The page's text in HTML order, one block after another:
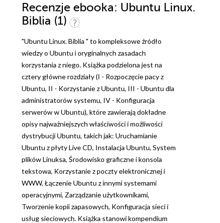
Recenzje ebooka: Ubuntu Linux.
Biblia (1)
"Ubuntu Linux. Biblia " to kompleksowe źródło
wiedzy o Ubuntu i oryginalnych zasadach
korzystania z niego. Książka podzielona jest na
cztery główne rozdziały (I - Rozpoczęcie pacy z
Ubuntu, II - Korzystanie z Ubuntu, III - Ubuntu dla
administratorów systemu, IV - Konfiguracja
serwerów w Ubuntu), które zawierają dokładne
opisy najważniejszych właściwości i możliwości
dystrybucji Ubuntu, takich jak: Uruchamianie
Ubuntu z płyty Live CD, Instalacja Ubuntu, System
plików Linuksa, Środowisko graficzne i konsola
tekstowa, Korzystanie z poczty elektronicznej i
WWW, Łączenie Ubuntu z innymi systemami
operacyjnymi, Zarządzanie użytkownikami,
Tworzenie kopii zapasowych, Konfiguracja sieci i
usług sieciowych. Książka stanowi kompendium